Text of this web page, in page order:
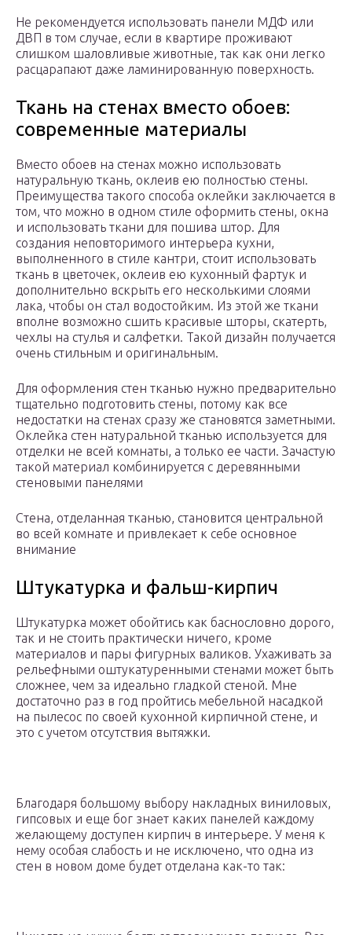
Не рекомендуется использовать панели МДФ или
ДВП в том случае, если в квартире проживают
слишком шаловливые животные, так как они легко
расцарапают даже ламинированную поверхность.
Ткань на стенах вместо обоев:
современные материалы
Вместо обоев на стенах можно использовать
натуральную ткань, оклеив ею полностью стены.
Преимущества такого способа оклейки заключается в
том, что можно в одном стиле оформить стены, окна
и использовать ткани для пошива штор. Для
создания неповторимого интерьера кухни,
выполненного в стиле кантри, стоит использовать
ткань в цветочек, оклеив ею кухонный фартук и
дополнительно вскрыть его несколькими слоями
лака, чтобы он стал водостойким. Из этой же ткани
вполне возможно сшить красивые шторы, скатерть,
чехлы на стулья и салфетки. Такой дизайн получается
очень стильным и оригинальным.
Для оформления стен тканью нужно предварительно
тщательно подготовить стены, потому как все
недостатки на стенах сразу же становятся заметными.
Оклейка стен натуральной тканью используется для
отделки не всей комнаты, а только ее части. Зачастую
такой материал комбинируется с деревянными
стеновыми панелями
Стена, отделанная тканью, становится центральной
во всей комнате и привлекает к себе основное
внимание
Штукатурка и фальш-кирпич
Штукатурка может обойтись как баснословно дорого,
так и не стоить практически ничего, кроме
материалов и пары фигурных валиков. Ухаживать за
рельефными оштукатуренными стенами может быть
сложнее, чем за идеально гладкой стеной. Мне
достаточно раз в год пройтись мебельной насадкой
на пылесос по своей кухонной кирпичной стене, и
это с учетом отсутствия вытяжки.
Благодаря большому выбору накладных виниловых,
гипсовых и еще бог знает каких панелей каждому
желающему доступен кирпич в интерьере. У меня к
нему особая слабость и не исключено, что одна из
стен в новом доме будет отделана как-то так: